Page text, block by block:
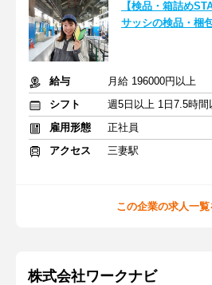
【検品・箱詰め
サッシの検品・梱
給与
月給 196000円以上
シフト
週5日以上 1日7.5時間
雇用形態
正社員
アクセス
三妻駅
この企業の求人一覧
株式会社ワークナビ